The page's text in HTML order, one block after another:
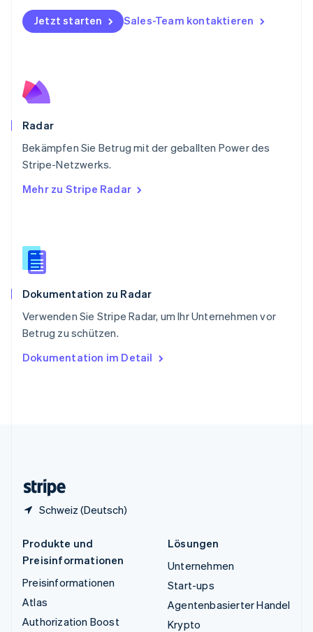
Jetzt starten Sales-Team kontaktieren
Radar
Bekämpfen Sie Betrug mit der geballten Power des
Stripe-Netzwerks.
Mehr zu Stripe Radar
Dokumentation zu Radar
Verwenden Sie Stripe Radar, um Ihr Unternehmen vor
Betrug zu schützen.
Dokumentation im Detail
Schweiz (Deutsch)
Portugal
PortuguêsEnglish
Svenska
Schweiz
Singapur
English简体中文
Slowakei
Slowenien
English
Spanien
Thailand
Tschechische Republik
English
English
Produkte und
Preisinformationen
Preisinformationen
Atlas
Authorization Boost
Lösungen
Unternehmen
Start-ups
Agentenbasierter Handel
Krypto